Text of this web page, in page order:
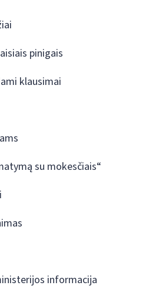
pinigais
klausimai
su mokesčiais“
informacija